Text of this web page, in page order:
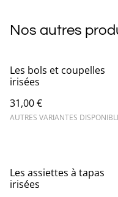
Nos autres
Les bols et coupelles
irisées
31,00 €
AUTRES VARIANTES
Les assiettes à tapas
irisées